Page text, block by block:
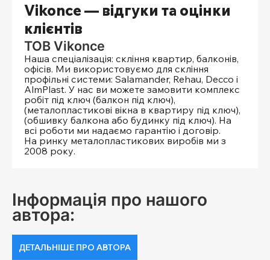
Vikonce — відгуки та оцінки
клієнтів
ТОВ Vikonce
Наша спеціалізація: скління квартир, балконів,
офісів. Ми використовуємо для скління
профільні системи: Salamander, Rehau, Decco і
AlmPlast. У нас ви можете замовити комплекс
робіт під ключ (балкон під ключ),
(металопластикові вікна в квартиру під ключ),
(обшивку балкона або будинку під ключ). На
всі роботи ми надаємо гарантію і договір.
На ринку металопластикових виробів ми з
2008 року.
Інформація про нашого
автора:
ДЕТАЛЬНІШЕ ПРО АВТОРА